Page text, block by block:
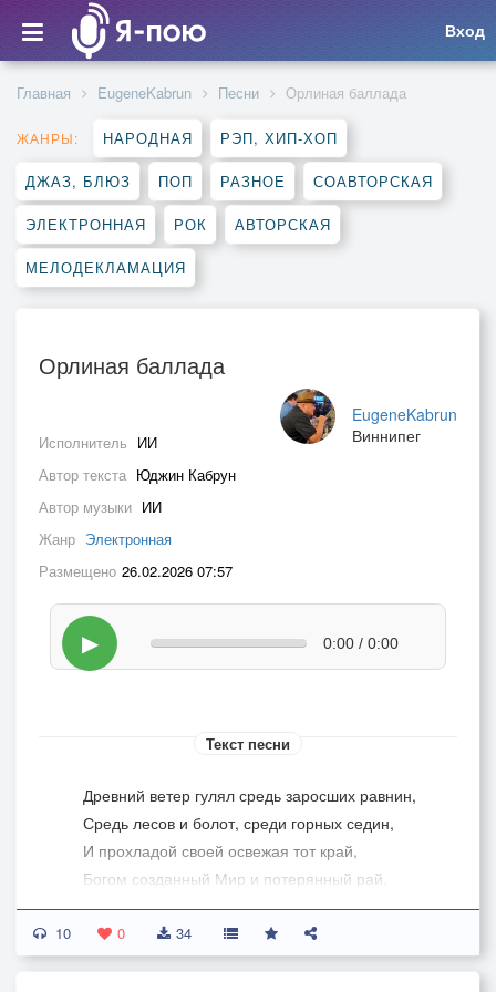
Вход
Главная EugeneKabrun Песни Орлиная баллада
ЖАНРЫ: НАРОДНАЯ РЭП, ХИП-ХОП
ДЖАЗ, БЛЮЗ ПОП РАЗНОЕ СОАВТОРСКАЯ
ЭЛЕКТРОННАЯ РОК АВТОРСКАЯ
МЕЛОДЕКЛАМАЦИЯ
Орлиная баллада
EugeneKabrun
Виннипег
Исполнитель ИИ
Автор текста Юджин Кабрун
Автор музыки ИИ
Жанр Электронная
Размещено 26.02.2026 07:57
▶ 0:00 / 0:00
Текст песни
Древний ветер гулял средь заросших равнин,
Средь лесов и болот, среди горных седин,
И прохладой своей освежая тот край,
Богом созданный Мир и потерянный рай.
Там в горах на уступе холодной скалы,
Свили прочно гнездо молодые орлы,
К середине весны, в тот промозглый апрель,
10 0 34